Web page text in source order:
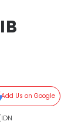
Add Us on Google